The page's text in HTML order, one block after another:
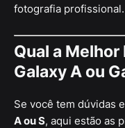
fotografia profissional.
Qual a
Galaxy A ou
Se você tem dúvidas
A ou S, aqui estão as